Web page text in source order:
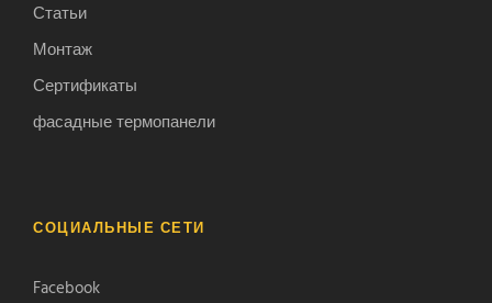
Статьи
Монтаж
Сертификаты
фасадные термопанели
СОЦИАЛЬНЫЕ СЕТИ
Facebook